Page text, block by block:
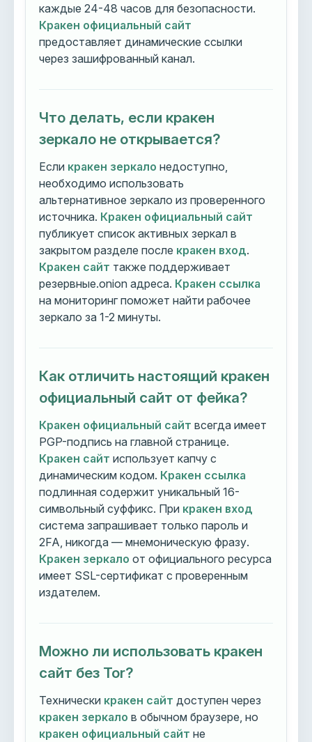
каждые 24-48 часов для безопасности.
Кракен официальный сайт
предоставляет динамические ссылки
через зашифрованный канал.
Что делать, если кракен
зеркало не открывается?
Если кракен зеркало недоступно,
необходимо использовать
альтернативное зеркало из проверенного
источника. Кракен официальный сайт
публикует список активных зеркал в
закрытом разделе после кракен вход.
Кракен сайт также поддерживает
резервные.onion адреса. Кракен ссылка
на мониторинг поможет найти рабочее
зеркало за 1-2 минуты.
Как отличить настоящий кракен
официальный сайт от фейка?
Кракен официальный сайт всегда имеет
PGP-подпись на главной странице.
Кракен сайт использует капчу с
динамическим кодом. Кракен ссылка
подлинная содержит уникальный 16-
символьный суффикс. При кракен вход
система запрашивает только пароль и
2FA, никогда — мнемоническую фразу.
Кракен зеркало от официального ресурса
имеет SSL-сертификат с проверенным
издателем.
Можно ли использовать кракен
сайт без Tor?
Технически кракен сайт доступен через
кракен зеркало в обычном браузере, но
кракен официальный сайт не